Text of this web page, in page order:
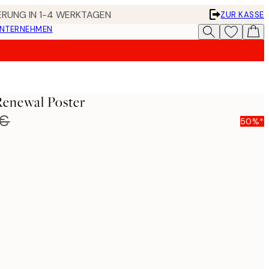
IN 1-4 WERKTAGEN
ZUR KASSE
Poster
50%*